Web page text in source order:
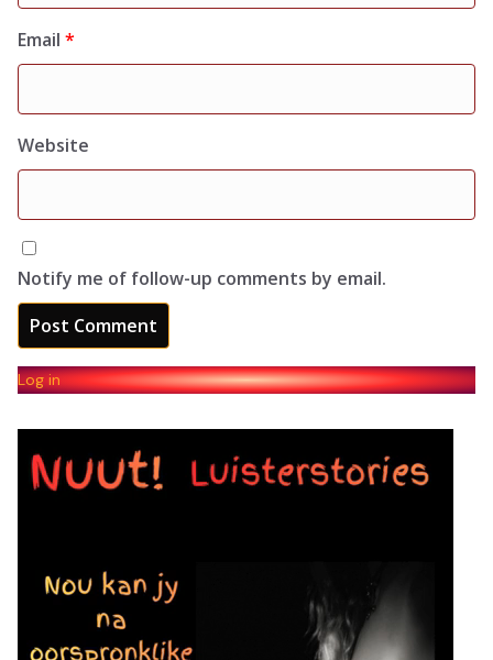
Email *
Website
Notify me of follow-up comments by email.
Log in